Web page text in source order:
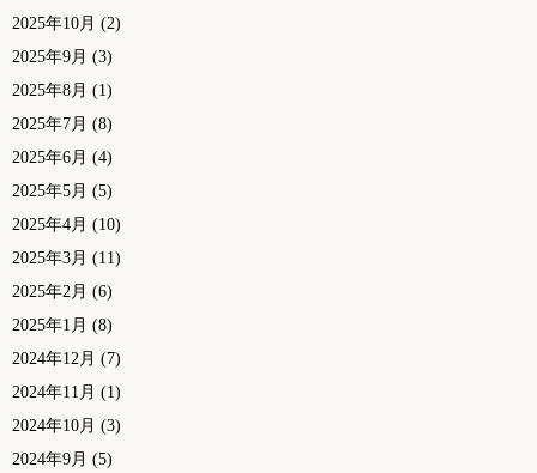
2025年10月 (2)
2025年9月 (3)
2025年8月 (1)
2025年7月 (8)
2025年6月 (4)
2025年5月 (5)
2025年4月 (10)
2025年3月 (11)
2025年2月 (6)
2025年1月 (8)
2024年12月 (7)
2024年11月 (1)
2024年10月 (3)
2024年9月 (5)